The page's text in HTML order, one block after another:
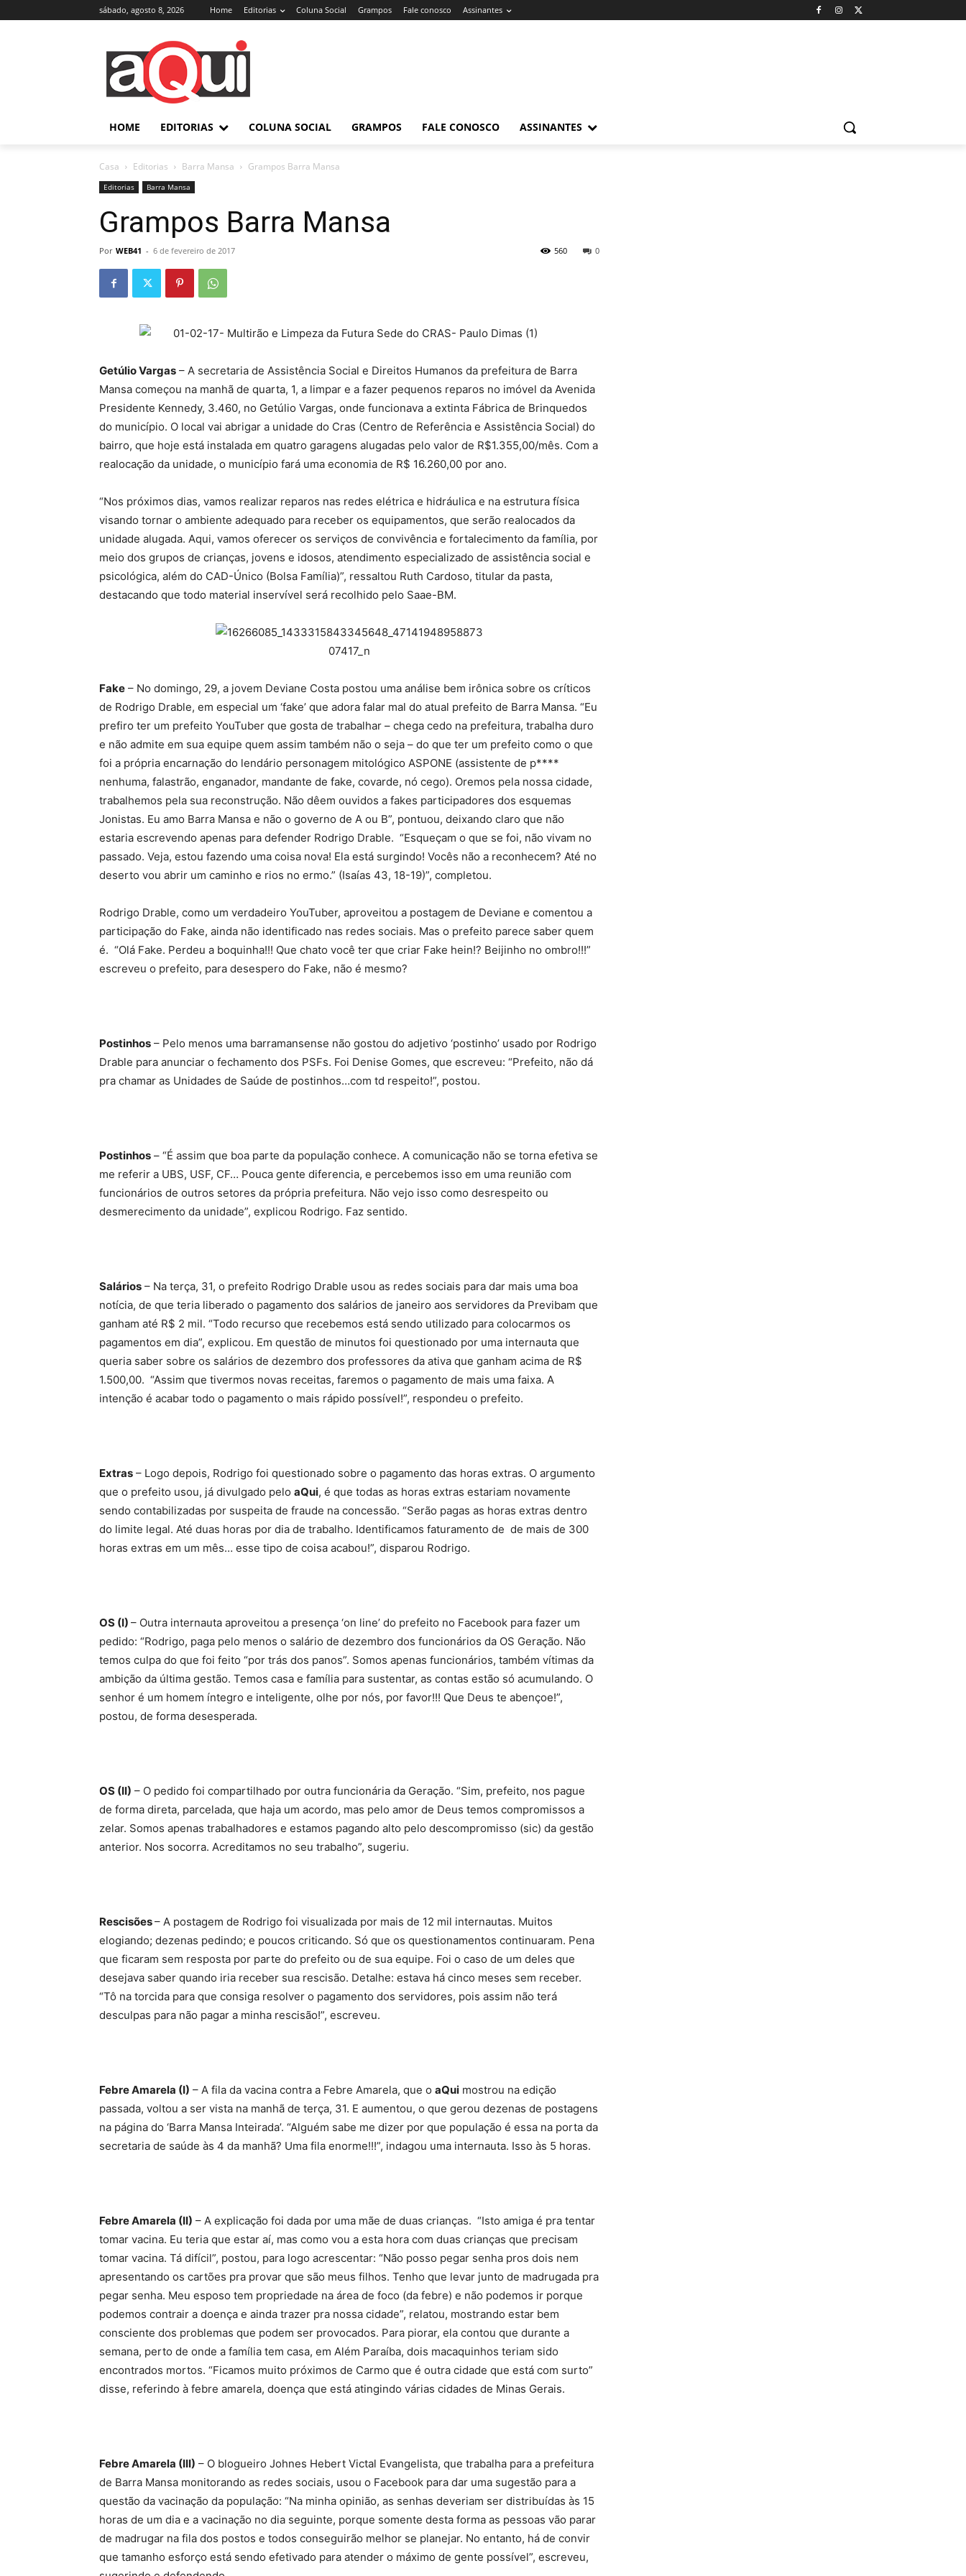
sábado, agosto 8, 2026 Home Editorias Coluna Social Grampos Fale conosco Assinantes
HOME EDITORIAS COLUNA SOCIAL GRAMPOS FALE CONOSCO ASSINANTES
Casa Editorias Barra Mansa Grampos Barra Mansa
Editorias Barra Mansa
Grampos Barra Mansa
Por WEB41 - 6 de fevereiro de 2017 0
560
Getúlio Vargas – A secretaria de Assistência Social e Direitos Humanos da prefeitura de Barra
Mansa começou na manhã de quarta, 1, a limpar e a fazer pequenos reparos no imóvel da Avenida
Presidente Kennedy, 3.460, no Getúlio Vargas, onde funcionava a extinta Fábrica de Brinquedos
do município. O local vai abrigar a unidade do Cras (Centro de Referência e Assistência Social) do
bairro, que hoje está instalada em quatro garagens alugadas pelo valor de R$1.355,00/mês. Com a
realocação da unidade, o município fará uma economia de R$ 16.260,00 por ano.
“Nos próximos dias, vamos realizar reparos nas redes elétrica e hidráulica e na estrutura física
visando tornar o ambiente adequado para receber os equipamentos, que serão realocados da
unidade alugada. Aqui, vamos oferecer os serviços de convivência e fortalecimento da família, por
meio dos grupos de crianças, jovens e idosos, atendimento especializado de assistência social e
psicológica, além do CAD-Único (Bolsa Família)”, ressaltou Ruth Cardoso, titular da pasta,
destacando que todo material inservível será recolhido pelo Saae-BM.
Fake – No domingo, 29, a jovem Deviane Costa postou uma análise bem irônica sobre os críticos
de Rodrigo Drable, em especial um ‘fake’ que adora falar mal do atual prefeito de Barra Mansa. “Eu
prefiro ter um prefeito YouTuber que gosta de trabalhar – chega cedo na prefeitura, trabalha duro
e não admite em sua equipe quem assim também não o seja – do que ter um prefeito como o que
foi a própria encarnação do lendário personagem mitológico ASPONE (assistente de p****
nenhuma, falastrão, enganador, mandante de fake, covarde, nó cego). Oremos pela nossa cidade,
trabalhemos pela sua reconstrução. Não dêem ouvidos a fakes participadores dos esquemas
Jonistas. Eu amo Barra Mansa e não o governo de A ou B”, pontuou, deixando claro que não
estaria escrevendo apenas para defender Rodrigo Drable. “Esqueçam o que se foi, não vivam no
passado. Veja, estou fazendo uma coisa nova! Ela está surgindo! Vocês não a reconhecem? Até no
deserto vou abrir um caminho e rios no ermo.” (Isaías 43, 18-19)”, completou.
Rodrigo Drable, como um verdadeiro YouTuber, aproveitou a postagem de Deviane e comentou a
participação do Fake, ainda não identificado nas redes sociais. Mas o prefeito parece saber quem
é. “Olá Fake. Perdeu a boquinha!!! Que chato você ter que criar Fake hein!? Beijinho no ombro!!!”
escreveu o prefeito, para desespero do Fake, não é mesmo?
Postinhos – Pelo menos uma barramansense não gostou do adjetivo ‘postinho’ usado por Rodrigo
Drable para anunciar o fechamento dos PSFs. Foi Denise Gomes, que escreveu: “Prefeito, não dá
pra chamar as Unidades de Saúde de postinhos…com td respeito!”, postou.
Postinhos – “É assim que boa parte da população conhece. A comunicação não se torna efetiva se
me referir a UBS, USF, CF… Pouca gente diferencia, e percebemos isso em uma reunião com
funcionários de outros setores da própria prefeitura. Não vejo isso como desrespeito ou
desmerecimento da unidade”, explicou Rodrigo. Faz sentido.
Salários – Na terça, 31, o prefeito Rodrigo Drable usou as redes sociais para dar mais uma boa
notícia, de que teria liberado o pagamento dos salários de janeiro aos servidores da Previbam que
ganham até R$ 2 mil. “Todo recurso que recebemos está sendo utilizado para colocarmos os
pagamentos em dia”, explicou. Em questão de minutos foi questionado por uma internauta que
queria saber sobre os salários de dezembro dos professores da ativa que ganham acima de R$
1.500,00. “Assim que tivermos novas receitas, faremos o pagamento de mais uma faixa. A
intenção é acabar todo o pagamento o mais rápido possível!”, respondeu o prefeito.
Extras – Logo depois, Rodrigo foi questionado sobre o pagamento das horas extras. O argumento
que o prefeito usou, já divulgado pelo aQui, é que todas as horas extras estariam novamente
sendo contabilizadas por suspeita de fraude na concessão. “Serão pagas as horas extras dentro
do limite legal. Até duas horas por dia de trabalho. Identificamos faturamento de de mais de 300
horas extras em um mês… esse tipo de coisa acabou!”, disparou Rodrigo.
OS (I) – Outra internauta aproveitou a presença ‘on line’ do prefeito no Facebook para fazer um
pedido: “Rodrigo, paga pelo menos o salário de dezembro dos funcionários da OS Geração. Não
temos culpa do que foi feito “por trás dos panos”. Somos apenas funcionários, também vítimas da
ambição da última gestão. Temos casa e família para sustentar, as contas estão só acumulando. O
senhor é um homem íntegro e inteligente, olhe por nós, por favor!!! Que Deus te abençoe!”,
postou, de forma desesperada.
OS (II) – O pedido foi compartilhado por outra funcionária da Geração. “Sim, prefeito, nos pague
de forma direta, parcelada, que haja um acordo, mas pelo amor de Deus temos compromissos a
zelar. Somos apenas trabalhadores e estamos pagando alto pelo descompromisso (sic) da gestão
anterior. Nos socorra. Acreditamos no seu trabalho”, sugeriu.
Rescisões– A postagem de Rodrigo foi visualizada por mais de 12 mil internautas. Muitos
elogiando; dezenas pedindo; e poucos criticando. Só que os questionamentos continuaram. Pena
que ficaram sem resposta por parte do prefeito ou de sua equipe. Foi o caso de um deles que
desejava saber quando iria receber sua rescisão. Detalhe: estava há cinco meses sem receber.
“Tô na torcida para que consiga resolver o pagamento dos servidores, pois assim não terá
desculpas para não pagar a minha rescisão!”, escreveu.
Febre Amarela (I) – A fila da vacina contra a Febre Amarela, que o aQui mostrou na edição
passada, voltou a ser vista na manhã de terça, 31. E aumentou, o que gerou dezenas de postagens
na página do ‘Barra Mansa Inteirada’. “Alguém sabe me dizer por que população é essa na porta da
secretaria de saúde às 4 da manhã? Uma fila enorme!!!”, indagou uma internauta. Isso às 5 horas.
Febre Amarela (II) – A explicação foi dada por uma mãe de duas crianças. “Isto amiga é pra tentar
tomar vacina. Eu teria que estar aí, mas como vou a esta hora com duas crianças que precisam
tomar vacina. Tá difícil”, postou, para logo acrescentar: “Não posso pegar senha pros dois nem
apresentando os cartões pra provar que são meus filhos. Tenho que levar junto de madrugada pra
pegar senha. Meu esposo tem propriedade na área de foco (da febre) e não podemos ir porque
podemos contrair a doença e ainda trazer pra nossa cidade”, relatou, mostrando estar bem
consciente dos problemas que podem ser provocados. Para piorar, ela contou que durante a
semana, perto de onde a família tem casa, em Além Paraíba, dois macaquinhos teriam sido
encontrados mortos. “Ficamos muito próximos de Carmo que é outra cidade que está com surto”
disse, referindo à febre amarela, doença que está atingindo várias cidades de Minas Gerais.
Febre Amarela (III) – O blogueiro Johnes Hebert Victal Evangelista, que trabalha para a prefeitura
de Barra Mansa monitorando as redes sociais, usou o Facebook para dar uma sugestão para a
questão da vacinação da população: “Na minha opinião, as senhas deveriam ser distribuídas às 15
horas de um dia e a vacinação no dia seguinte, porque somente desta forma as pessoas vão parar
de madrugar na fila dos postos e todos conseguirão melhor se planejar. No entanto, há de convir
que tamanho esforço está sendo efetivado para atender o máximo de gente possível”, escreveu,